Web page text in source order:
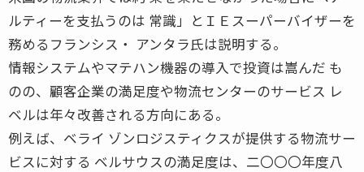
ルティーを支払うのは 常識」とＩＥスーパーバイザーを
務めるフランシス・ アンタラ氏は説明する。
情報システムやマテハン機器の導入で投資は嵩んだ も
のの、顧客企業の満足度や物流センターのサービス レ
ベルは年々改善される方向にある。
例えば、ベライ ゾンロジスティクスが提供する物流サー
ビスに対する ベルサウスの満足度は、二〇〇〇年度八